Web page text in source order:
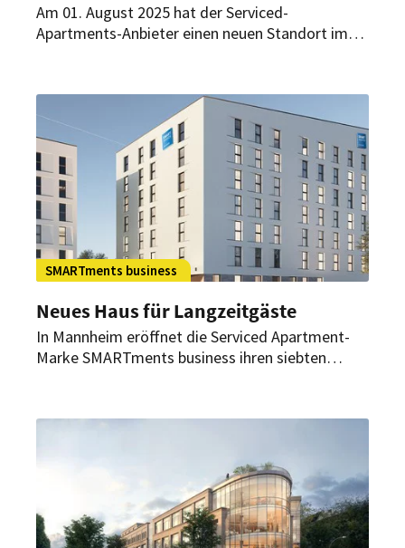
Am 01. August 2025 hat der Serviced-
Apartments-Anbieter einen neuen Standort im
kommende Wachstumsphase mit neuem
Lobbykonzept setzen.
SMARTments business
Neues Haus für Langzeitgäste
In Mannheim eröffnet die Serviced Apartment-
Marke SMARTments business ihren siebten